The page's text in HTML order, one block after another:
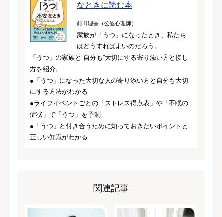
なときに読む本
前田理香（公認心理師）
家族が「うつ」になったとき、私たち
はどうすればよいのだろう。
「うつ」の家族と”自分も”大切にする寄り添い方と接し
方を紹介。
●「うつ」になった大切な人の寄り添い方と自分も大切
にする方法がわかる
●ライフイベントごとの「ストレス得点表」や「不眠の
症状」で「うつ」を予測
●「うつ」と付き合うために知っておきたいポイントと
正しい知識がわかる
関連記事